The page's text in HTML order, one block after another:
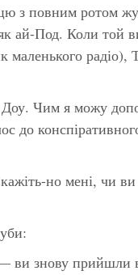
з повним ротом
ай-Под. Коли той
маленького
Чим я можу
до
но мені, чи ви
знову прийшли в